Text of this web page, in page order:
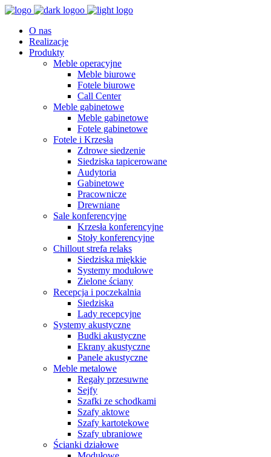
O nas
Realizacje
Produkty
Meble operacyjne
Meble biurowe
Fotele biurowe
Call Center
Meble gabinetowe
Meble gabinetowe
Fotele gabinetowe
Fotele i Krzesła
Zdrowe siedzenie
Siedziska tapicerowane
Audytoria
Gabinetowe
Pracownicze
Drewniane
Sale konferencyjne
Krzesła konferencyjne
Stoły konferencyjne
Chillout strefa relaks
Siedziska miękkie
Systemy modułowe
Zielone ściany
Recepcja i poczekalnia
Siedziska
Lady recepcyjne
Systemy akustyczne
Budki akustyczne
Ekrany akustyczne
Panele akustyczne
Meble metalowe
Regały przesuwne
Sejfy
Szafki ze schodkami
Szafy aktowe
Szafy kartotekowe
Szafy ubraniowe
Ścianki działowe